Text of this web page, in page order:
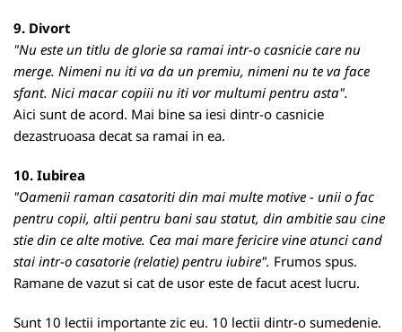
9. Divort
"Nu este un titlu de glorie sa ramai intr-o casnicie care nu
merge. Nimeni nu iti va da un premiu, nimeni nu te va face
sfant. Nici macar copiii nu iti vor multumi pentru asta".
Aici sunt de acord. Mai bine sa iesi dintr-o casnicie
dezastruoasa decat sa ramai in ea.
10. Iubirea
"Oamenii raman casatoriti din mai multe motive - unii o fac
pentru copii, altii pentru bani sau statut, din ambitie sau cine
stie din ce alte motive. Cea mai mare fericire vine atunci cand
stai intr-o casatorie (relatie) pentru iubire". Frumos spus.
Ramane de vazut si cat de usor este de facut acest lucru.
Sunt 10 lectii importante zic eu. 10 lectii dintr-o sumedenie.